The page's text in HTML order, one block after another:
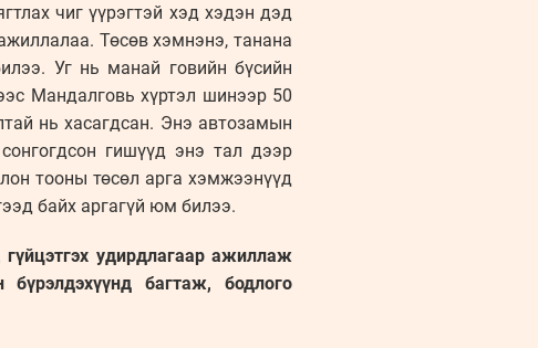
чиг үүрэгтэй хэд хэдэн дэд
Төсөв хэмнэнэ, танана
Уг нь манай говийн бүсийн
Мандалговь хүртэл шинээр 50
нь хасагдсан. Энэ автозамын
гишүүд энэ тал дээр
тооны төсөл арга хэмжээнүүд
байх аргагүй юм билээ.
удирдлагаар ажиллаж
багтаж, бодлого